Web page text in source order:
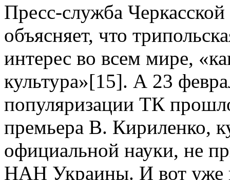
Пресс-служба
объясняет, что
интерес во всем мире,
культура»[15]. А 23
популяризации ТК
премьера В. Кириленко,
официальной науки, не
НАН Украины. И вот уже